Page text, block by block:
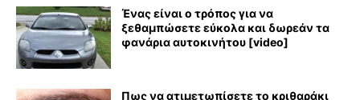
Ένας είναι ο τρόπος για να
ξεθαμπώσετε εύκολα και δωρεάν τα
φανάρια αυτοκινήτου [video]
Πως να ατιμετωπίσετε το κριθαράκι